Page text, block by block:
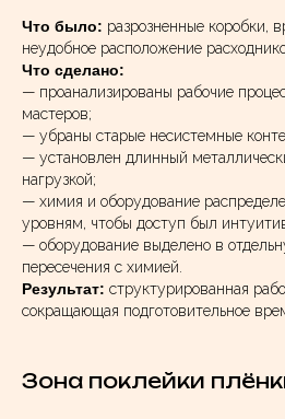
Что было: разрозненные коробки,
неудобное расположение
Что сделано:
— проанализированы рабочие
мастеров;
— убраны старые несистемные
— установлен длинный
нагрузкой;
— химия и оборудование
уровням, чтобы доступ был
— оборудование выделено в
пересечения с химией.
Результат: структурированная
сокращающая подготовительное
Зона поклейки